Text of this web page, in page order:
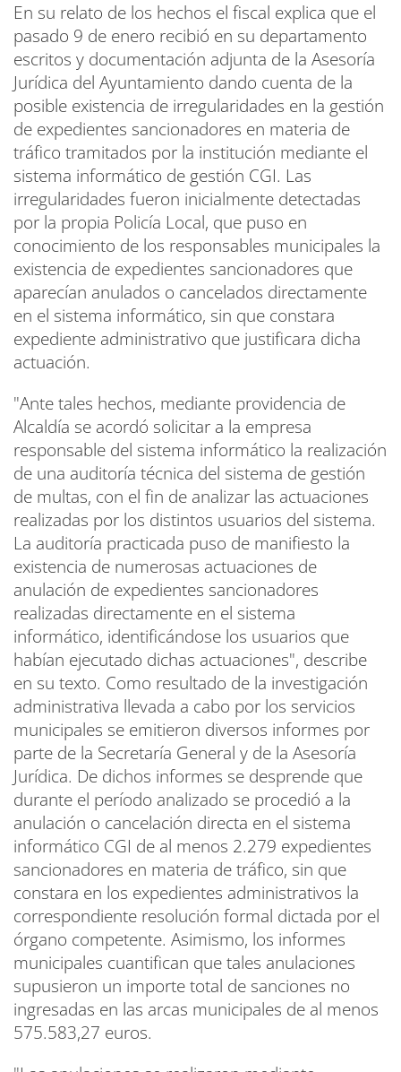
En su relato de los hechos el fiscal explica que el
pasado 9 de enero recibió en su departamento
escritos y documentación adjunta de la Asesoría
Jurídica del Ayuntamiento dando cuenta de la
posible existencia de irregularidades en la gestión
de expedientes sancionadores en materia de
tráfico tramitados por la institución mediante el
sistema informático de gestión CGI. Las
irregularidades fueron inicialmente detectadas
por la propia Policía Local, que puso en
conocimiento de los responsables municipales la
existencia de expedientes sancionadores que
aparecían anulados o cancelados directamente
en el sistema informático, sin que constara
expediente administrativo que justificara dicha
actuación.
"Ante tales hechos, mediante providencia de
Alcaldía se acordó solicitar a la empresa
responsable del sistema informático la realización
de una auditoría técnica del sistema de gestión
de multas, con el fin de analizar las actuaciones
realizadas por los distintos usuarios del sistema.
La auditoría practicada puso de manifiesto la
existencia de numerosas actuaciones de
anulación de expedientes sancionadores
realizadas directamente en el sistema
informático, identificándose los usuarios que
habían ejecutado dichas actuaciones", describe
en su texto. Como resultado de la investigación
administrativa llevada a cabo por los servicios
municipales se emitieron diversos informes por
parte de la Secretaría General y de la Asesoría
Jurídica. De dichos informes se desprende que
durante el período analizado se procedió a la
anulación o cancelación directa en el sistema
informático CGI de al menos 2.279 expedientes
sancionadores en materia de tráfico, sin que
constara en los expedientes administrativos la
correspondiente resolución formal dictada por el
órgano competente. Asimismo, los informes
municipales cuantifican que tales anulaciones
supusieron un importe total de sanciones no
ingresadas en las arcas municipales de al menos
575.583,27 euros.